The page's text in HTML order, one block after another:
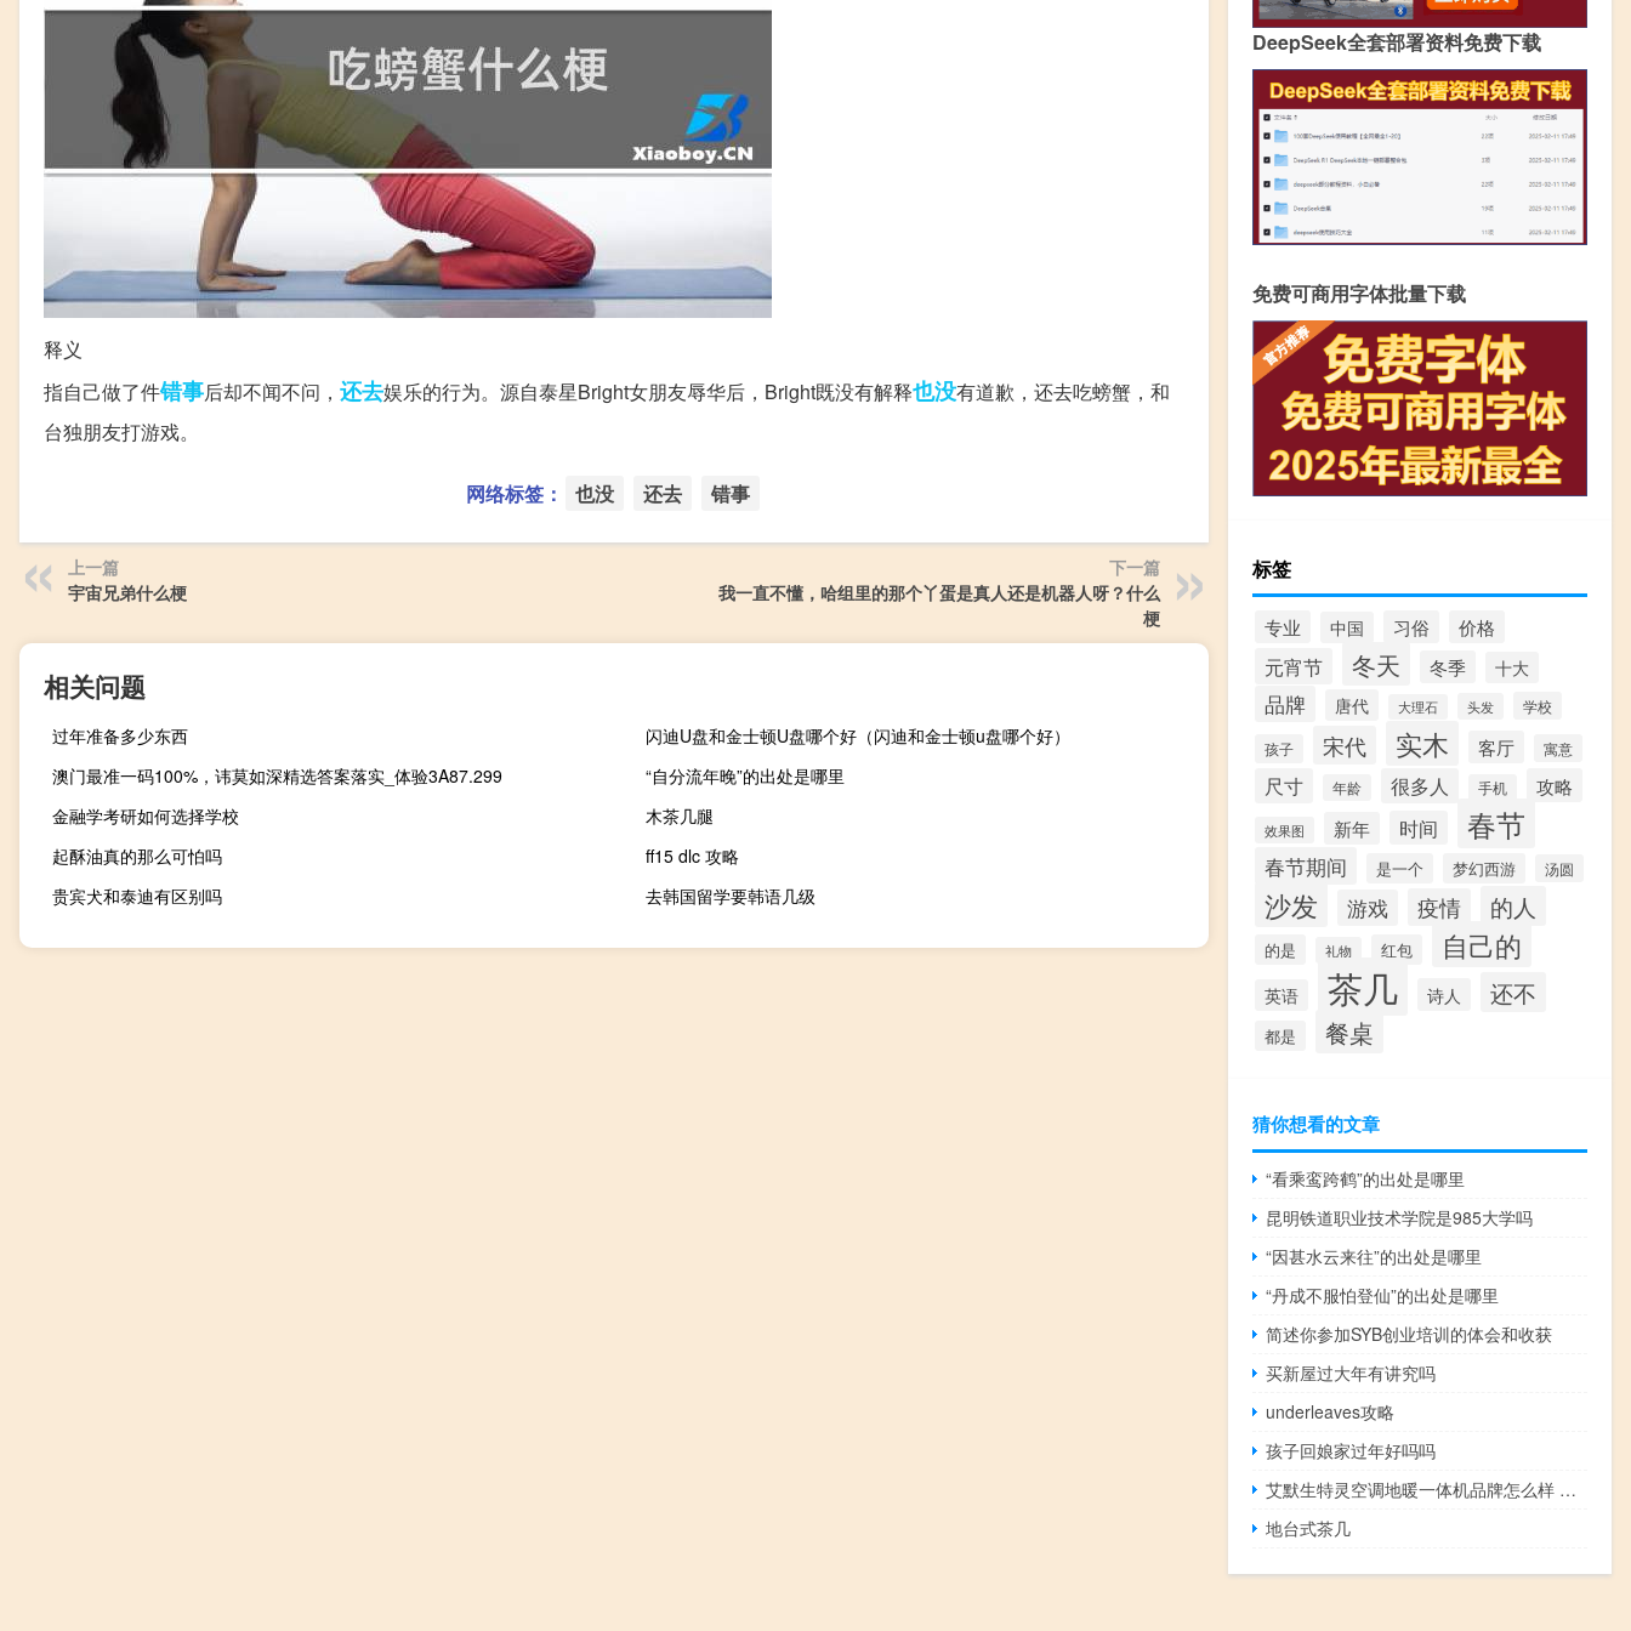
释义
指自己做了件错事后却不闻不问， 还去娱乐的行为。源自泰星Bright女朋友辱华后，Bright既没有解释也没有道歉，还去吃螃蟹，和
台独朋友打游戏。
网络标签： 也没 还去 错事
上一篇
宇宙兄弟什么梗
下一篇
我一直不懂，哈组里的那个丫蛋是真人还是机器人呀？什么
梗
相关问题
过年准备多少东西
闪迪U盘和金士顿U盘哪个好（闪迪和金士顿u盘哪个好）
澳门最准一码100%，讳莫如深精选答案落实_体验3A87.299
“自分流年晚”的出处是哪里
金融学考研如何选择学校
木茶几腿
起酥油真的那么可怕吗
ff15 dlc 攻略
贵宾犬和泰迪有区别吗
去韩国留学要韩语几级
DeepSeek全套部署资料免费下载
免费可商用字体批量下载
标签
专业 中国 习俗 价格
元宵节 冬天 冬季 十大
品牌 唐代 大理石 头发 学校
孩子 宋代 实木 客厅 寓意
尺寸 年龄 很多人 手机 攻略
效果图 新年 时间 春节
春节期间 是一个 梦幻西游 汤圆
沙发 游戏 疫情 的人
的是 礼物 红包 自己的
英语 茶几 诗人 还不
都是 餐桌
猜你想看的文章
“看乘鸾跨鹤”的出处是哪里
昆明铁道职业技术学院是985大学吗
“因甚水云来往”的出处是哪里
“丹成不服怕登仙”的出处是哪里
简述你参加SYB创业培训的体会和收获
买新屋过大年有讲究吗
underleaves攻略
孩子回娘家过年好吗吗
艾默生特灵空调地暖一体机品牌怎么样 艾默生地暖空调一体机
地台式茶几